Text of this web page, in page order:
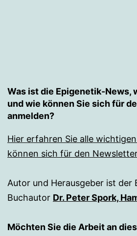
Was ist die Epigenetik-News,
und wie können Sie sich für
anmelden?
Hier erfahren Sie alle
können sich für den
Autor und Herausgeber ist der
Buchautor Dr. Peter Spork,
Möchten Sie die Arbeit an